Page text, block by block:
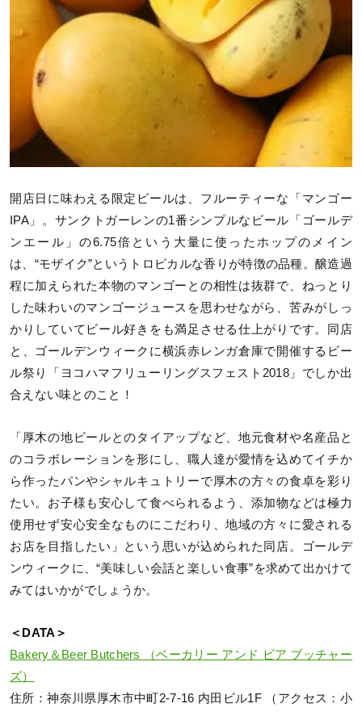
開店日に味わえる限定ビールは、フルーティーな「マンゴー
IPA」。サンクトガーレンの1番シンプルなビール「ゴールデ
ンエール」の6.75倍という大量に使ったホップのメイン
は、“モザイク”というトロピカルな香りが特徴の品種。醸造過
程に加えられた本物のマンゴーとの相性は抜群で、ねっとり
した味わいのマンゴージュースを思わせながら、苦みがしっ
かりしていてビール好きをも満足させる仕上がりです。同店
と、ゴールデンウィークに横浜赤レンガ倉庫で開催するビー
ル祭り「ヨコハマフリューリングスフェスト2018」でしか出
合えない味とのこと！
「厚木の地ビールとのタイアップなど、地元食材や名産品と
のコラボレーションを形にし、職人達が愛情を込めてイチか
ら作ったパンやシャルキュトリーで厚木の方々の食卓を彩り
たい。お子様も安心して食べられるよう、添加物などは極力
使用せず安心安全なものにこだわり、地域の方々に愛される
お店を目指したい」という思いが込められた同店。ゴールデ
ンウィークに、“美味しい会話と楽しい食事”を求めて出かけて
みてはいかがでしょうか。
＜DATA＞
Bakery＆Beer Butchers （ベーカリー アンド ビア ブッチャー
ズ）
住所：神奈川県厚木市中町2‐7‐16 内田ビル1F （アクセス：小